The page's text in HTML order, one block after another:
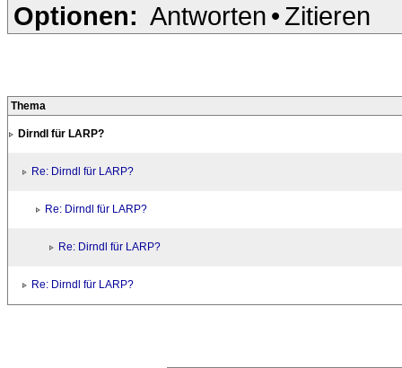
Optionen: Antworten • Zitieren
Thema
Dirndl für LARP?
Re: Dirndl für LARP?
Re: Dirndl für LARP?
Re: Dirndl für LARP?
Re: Dirndl für LARP?